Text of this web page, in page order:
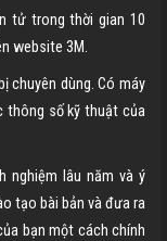
tử trong thời gian 10
website 3M.
chuyên dùng. Có máy
thông số kỹ thuật của
nghiệm lâu năm và ý
tạo bài bản và đưa ra
bạn một cách chính